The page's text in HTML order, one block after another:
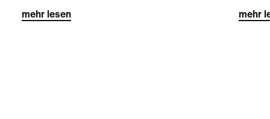
mehr lesen mehr